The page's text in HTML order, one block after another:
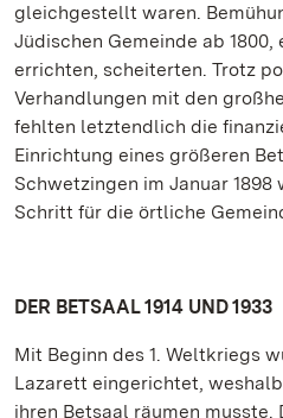
gleichgestellt waren.
Jüdischen Gemeinde ab 1800,
errichten, scheiterten. Trotz
Verhandlungen mit den
fehlten letztendlich die
Einrichtung eines größeren
Schwetzingen im Januar
Schritt für die örtliche
DER BETSAAL 1914 UND 1933
Mit Beginn des 1. Weltkriegs
Lazarett eingerichtet,
ihren Betsaal räumen musste.